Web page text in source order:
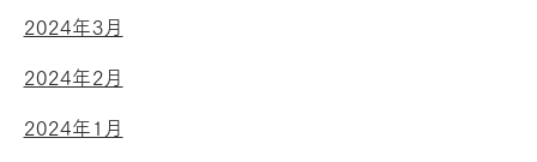
2024年3月
2024年2月
2024年1月